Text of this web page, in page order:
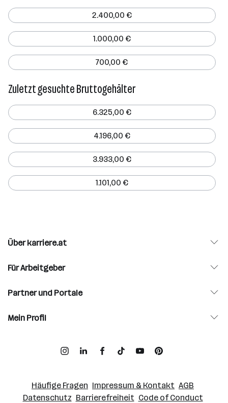
2.400,00 €
1.000,00 €
700,00 €
Zuletzt gesuchte Bruttogehälter
6.325,00 €
4.196,00 €
3.933,00 €
1.101,00 €
Über karriere.at
Für Arbeitgeber
Partner und Portale
Mein Profil
Häufige Fragen Impressum & Kontakt AGB
Datenschutz Barrierefreiheit Code of Conduct